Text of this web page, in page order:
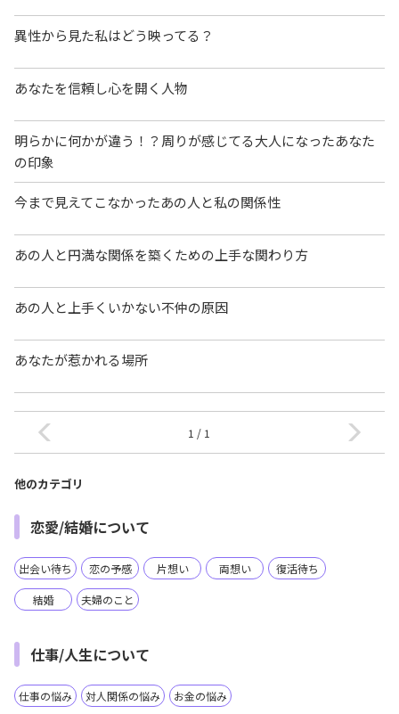
異性から見た私はどう映ってる？
あなたを信頼し心を開く人物
明らかに何かが違う！？周りが感じてる大人になったあなた
の印象
今まで見えてこなかったあの人と私の関係性
あの人と円満な関係を築くための上手な関わり方
あの人と上手くいかない不仲の原因
あなたが惹かれる場所
1 / 1
他のカテゴリ
恋愛/結婚について
出会い待ち 恋の予感 片想い 両想い 復活待ち
結婚 夫婦のこと
仕事/人生について
仕事の悩み 対人関係の悩み お金の悩み